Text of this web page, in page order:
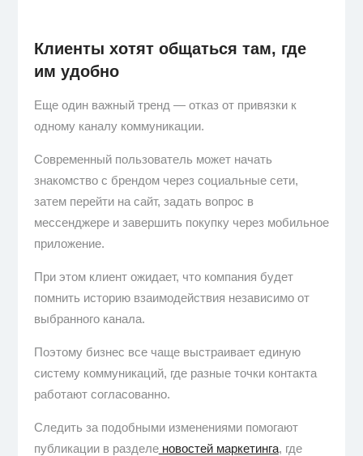
Клиенты хотят общаться там, где
им удобно
Еще один важный тренд — отказ от привязки к
одному каналу коммуникации.
Современный пользователь может начать
знакомство с брендом через социальные сети,
затем перейти на сайт, задать вопрос в
мессенджере и завершить покупку через мобильное
приложение.
При этом клиент ожидает, что компания будет
помнить историю взаимодействия независимо от
выбранного канала.
Поэтому бизнес все чаще выстраивает единую
систему коммуникаций, где разные точки контакта
работают согласованно.
Следить за подобными изменениями помогают
публикации в разделеновостей маркетинга, где